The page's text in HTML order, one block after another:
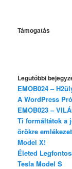
Támogatás
Legutóbbi
EMOB024 –
A WordPress
EMOB023 –
Ti formáltátok a
örökre
Model X!
Életed
Tesla Model S